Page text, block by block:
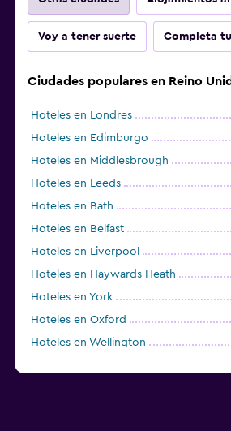
Voy a tener suerte Completa
Ciudades populares en Reino
Hoteles en Londres
Hoteles en Edimburgo
Hoteles en Middlesbrough
Hoteles en Leeds
Hoteles en Bath
Hoteles en Belfast
Hoteles en Liverpool
Hoteles en Haywards Heath
Hoteles en York
Hoteles en Oxford
Hoteles en Wellington